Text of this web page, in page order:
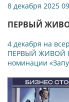
8 декабря 2025
ПЕРВЫЙ
4 декабря на
ПЕРВЫЙ ЖИВОЙ
номинации